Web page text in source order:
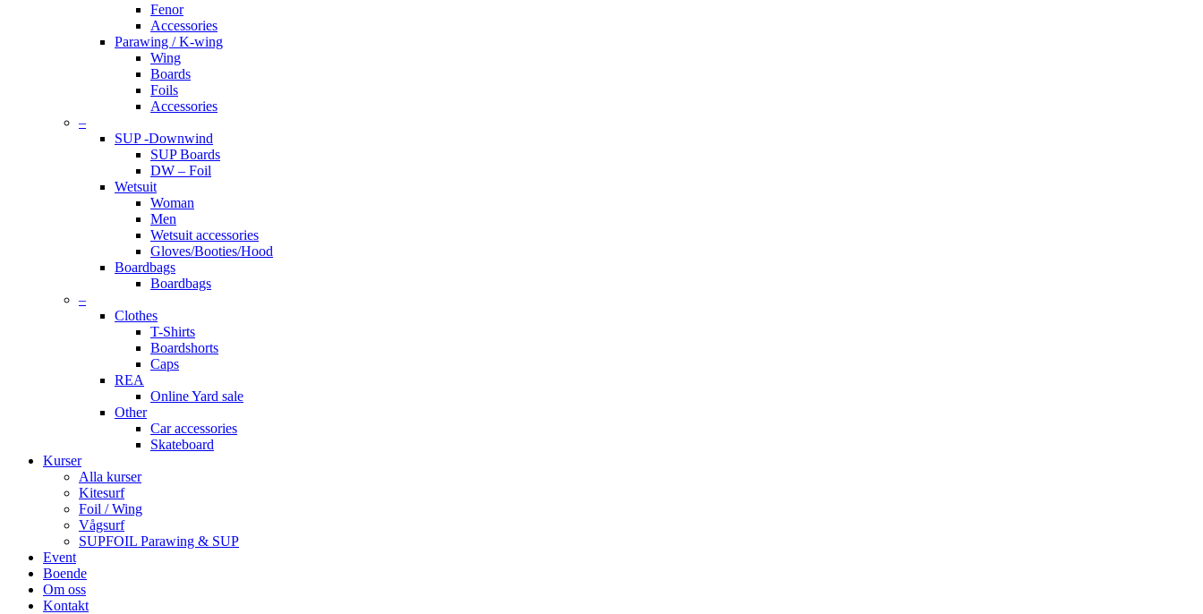
Fenor
Accessories
Parawing / K-wing
Wing
Boards
Foils
Accessories
–
SUP -Downwind
SUP Boards
DW – Foil
Wetsuit
Woman
Men
Wetsuit accessories
Gloves/Booties/Hood
Boardbags
Boardbags
–
Clothes
T-Shirts
Boardshorts
Caps
REA
Online Yard sale
Other
Car accessories
Skateboard
Kurser
Alla kurser
Kitesurf
Foil / Wing
Vågsurf
SUPFOIL Parawing & SUP
Event
Boende
Om oss
Kontakt